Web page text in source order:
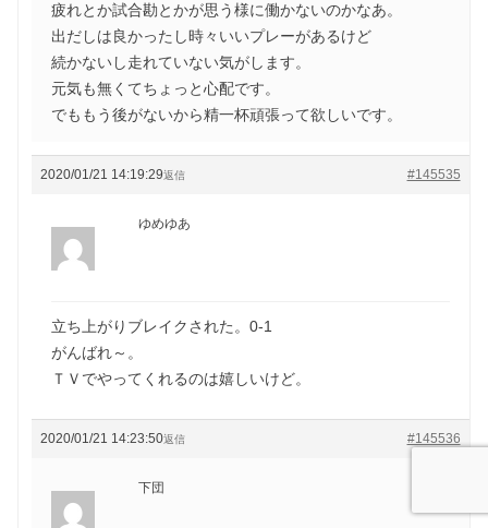
疲れとか試合勘とかが思う様に働かないのかなあ。
出だしは良かったし時々いいプレーがあるけど
続かないし走れていない気がします。
元気も無くてちょっと心配です。
でももう後がないから精一杯頑張って欲しいです。
2020/01/21 14:19:29 #145535
返信
ゆめゆあ
立ち上がりブレイクされた。0-1
がんばれ～。
ＴＶでやってくれるのは嬉しいけど。
2020/01/21 14:23:50 #145536
返信
下団